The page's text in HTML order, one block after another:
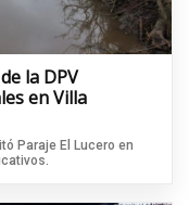
la DPV
en Villa
Paraje El Lucero en